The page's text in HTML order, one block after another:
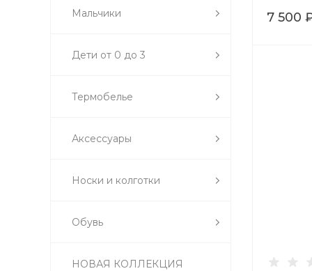
Мальчики
Дети от 0 до 3
Термобелье
Аксессуары
Носки и колготки
Обувь
НОВАЯ КОЛЛЕКЦИЯ
7 500